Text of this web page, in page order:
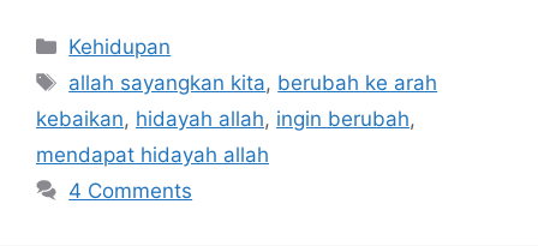
Categories
Kehidupan
Tags
allah sayangkan kita, berubah ke arah
kebaikan, hidayah allah, ingin berubah,
mendapat hidayah allah
4 Comments